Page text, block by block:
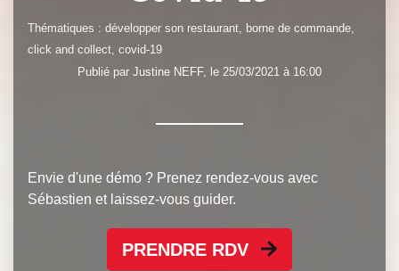
Thématiques : développer son restaurant borne de commande
click and collect covid-19
Publié par Justine NEFF, le 25/03/2021 à 16:00
Envie d'une démo ? Prenez rendez-vous avec
Sébastien et laissez-vous guider.
PRENDRE RDV